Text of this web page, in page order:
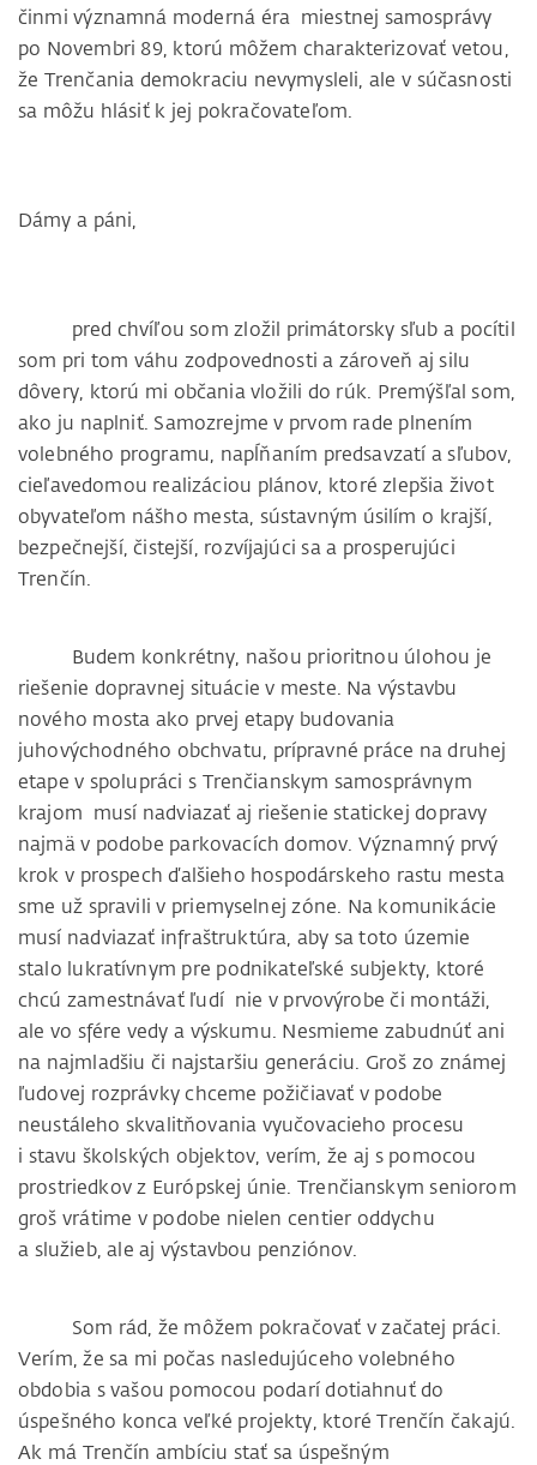
činmi významná moderná éra miestnej samosprávy
po Novembri 89, ktorú môžem charakterizovať vetou,
že Trenčania demokraciu nevymysleli, ale v súčasnosti
sa môžu hlásiť k jej pokračovateľom.
Dámy a páni,
pred chvíľou som zložil primátorsky sľub a pocítil
som pri tom váhu zodpovednosti a zároveň aj silu
dôvery, ktorú mi občania vložili do rúk. Premýšľal som,
ako ju naplniť. Samozrejme v prvom rade plnením
volebného programu, napĺňaním predsavzatí a sľubov,
cieľavedomou realizáciou plánov, ktoré zlepšia život
obyvateľom nášho mesta, sústavným úsilím o krajší,
bezpečnejší, čistejší, rozvíjajúci sa a prosperujúci
Trenčín.
Budem konkrétny, našou prioritnou úlohou je
riešenie dopravnej situácie v meste. Na výstavbu
nového mosta ako prvej etapy budovania
juhovýchodného obchvatu, prípravné práce na druhej
etape v spolupráci s Trenčianskym samosprávnym
krajom musí nadviazať aj riešenie statickej dopravy
najmä v podobe parkovacích domov. Významný prvý
krok v prospech ďalšieho hospodárskeho rastu mesta
sme už spravili v priemyselnej zóne. Na komunikácie
musí nadviazať infraštruktúra, aby sa toto územie
stalo lukratívnym pre podnikateľské subjekty, ktoré
chcú zamestnávať ľudí nie v prvovýrobe či montáži,
ale vo sfére vedy a výskumu. Nesmieme zabudnúť ani
na najmladšiu či najstaršiu generáciu. Groš zo známej
ľudovej rozprávky chceme požičiavať v podobe
neustáleho skvalitňovania vyučovacieho procesu
i stavu školských objektov, verím, že aj s pomocou
prostriedkov z Európskej únie. Trenčianskym seniorom
groš vrátime v podobe nielen centier oddychu
a služieb, ale aj výstavbou penziónov.
Som rád, že môžem pokračovať v začatej práci.
Verím, že sa mi počas nasledujúceho volebného
obdobia s vašou pomocou podarí dotiahnuť do
úspešného konca veľké projekty, ktoré Trenčín čakajú.
Ak má Trenčín ambíciu stať sa úspešným